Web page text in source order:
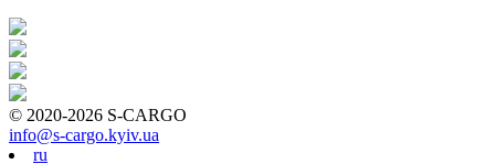
© 2020-2026 S-CARGO
info@s-cargo.kyiv.ua
ru